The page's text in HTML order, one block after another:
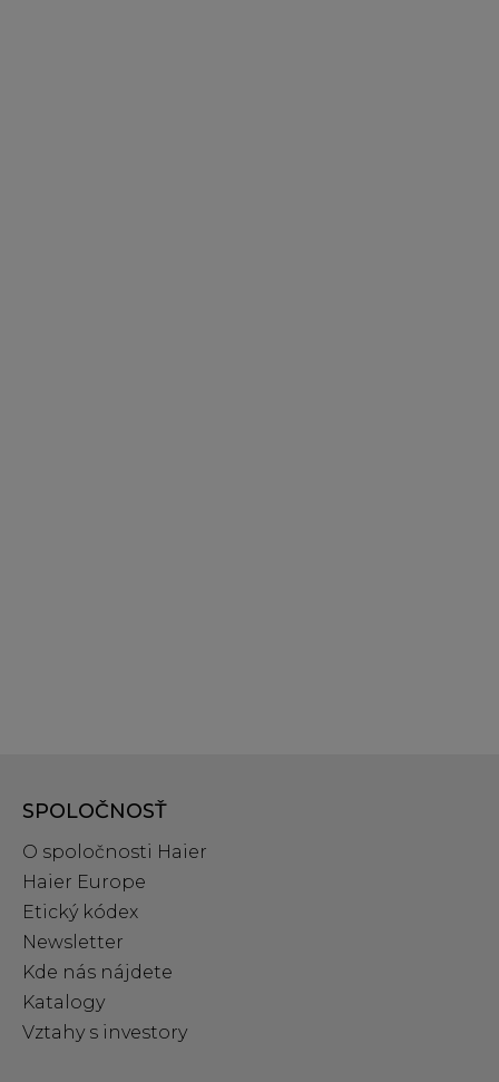
SPOLOČNOSŤ
O spoločnosti Haier
Haier Europe
Etický kódex
Newsletter
Kde nás nájdete
Katalogy
Vztahy s investory